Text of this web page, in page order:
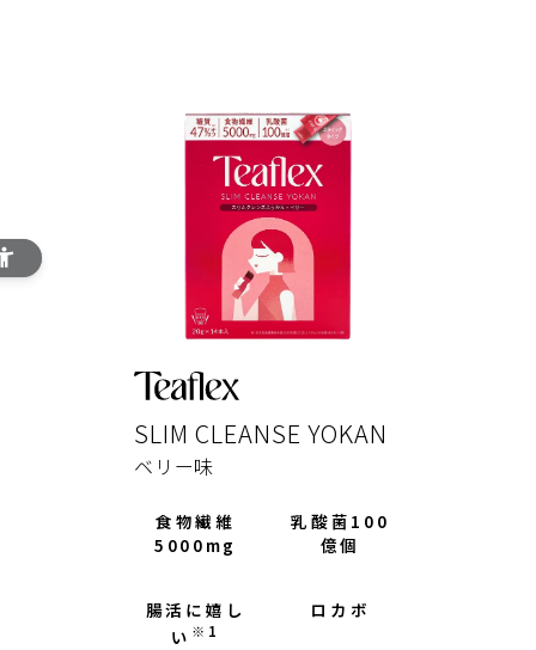
SLIM CLEANSE YOKAN
ベリー味
食物繊維
5000mg
乳酸菌100
億個
腸活に嬉し
い ※1
ロカボ